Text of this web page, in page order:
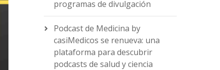
programas de divulgación
Podcast de Medicina by
casiMedicos se renueva: una
plataforma para descubrir
podcasts de salud y ciencia